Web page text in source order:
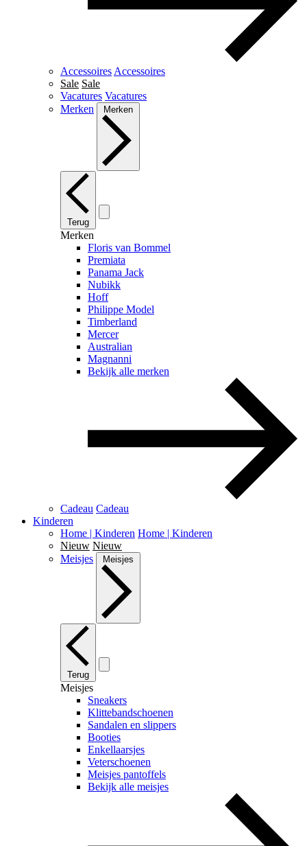
Accessoires Accessoires
Sale Sale
Vacatures Vacatures
Merken
Merken
Terug
Merken
Floris van Bommel
Premiata
Panama Jack
Nubikk
Hoff
Philippe Model
Timberland
Mercer
Australian
Magnanni
Bekijk alle merken
Cadeau Cadeau
Kinderen
Home | Kinderen Home | Kinderen
Nieuw Nieuw
Meisjes
Meisjes
Terug
Meisjes
Sneakers
Klittebandschoenen
Sandalen en slippers
Booties
Enkellaarsjes
Veterschoenen
Meisjes pantoffels
Bekijk alle meisjes